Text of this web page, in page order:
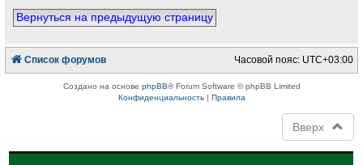
Вернуться на предыдущую страницу
Список форумов Часовой пояс: UTC+03:00
Создано на основе phpBB® Forum Software © phpBB Limited
Конфиденциальность| Правила
Вверх